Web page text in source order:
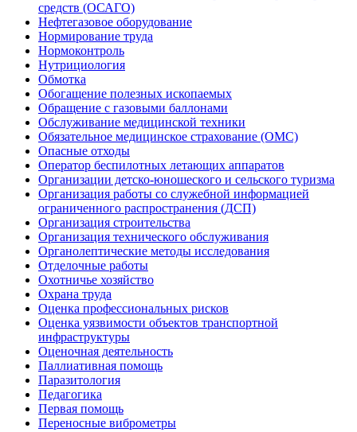
средств (ОСАГО)
Нефтегазовое оборудование
Нормирование труда
Нормоконтроль
Нутрициология
Обмотка
Обогащение полезных ископаемых
Обращение с газовыми баллонами
Обслуживание медицинской техники
Обязательное медицинское страхование (ОМС)
Опасные отходы
Оператор беспилотных летающих аппаратов
Организации детско-юношеского и сельского туризма
Организация работы со служебной информацией
ограниченного распространения (ДСП)
Организация строительства
Организация технического обслуживания
Органолептические методы исследования
Отделочные работы
Охотничье хозяйство
Охрана труда
Оценка профессиональных рисков
Оценка уязвимости объектов транспортной
инфраструктуры
Оценочная деятельность
Паллиативная помощь
Паразитология
Педагогика
Первая помощь
Переносные виброметры